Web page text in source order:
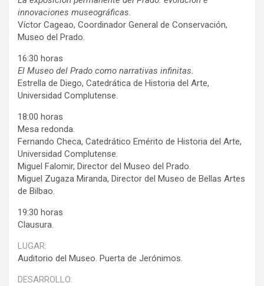
innovaciones museográficas.
Víctor Cageao, Coordinador General de Conservación,
Museo del Prado.
16:30 horas
El Museo del Prado como narrativas infinitas.
Estrella de Diego, Catedrática de Historia del Arte,
Universidad Complutense.
18:00 horas
Mesa redonda.
Fernando Checa, Catedrático Emérito de Historia del Arte,
Universidad Complutense.
Miguel Falomir, Director del Museo del Prado.
Miguel Zugaza Miranda, Director del Museo de Bellas Artes
de Bilbao.
19:30 horas
Clausura.
LUGAR:
Auditorio del Museo. Puerta de Jerónimos.
DESARROLLO: